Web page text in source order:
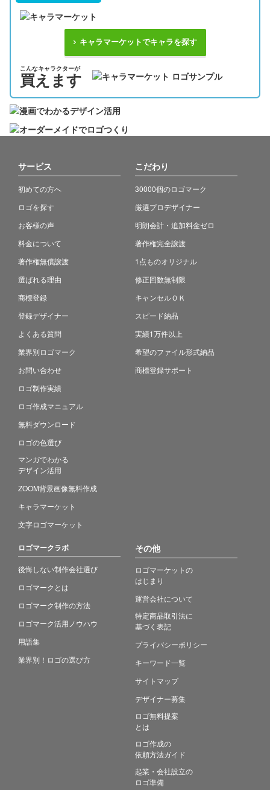
キャラマーケットでキャラを探す
こんなキャラクターが
買えます
サービス
初めての方へ
ロゴを探す
お客様の声
料金について
著作権無償譲渡
選ばれる理由
商標登録
登録デザイナー
よくある質問
業界別ロゴマーク
お問い合わせ
ロゴ制作実績
ロゴ作成マニュアル
無料ダウンロード
ロゴの色選び
マンガでわかる
デザイン活用
ZOOM背景画像無料作成
キャラマーケット
文字ロゴマーケット
こだわり
30000個のロゴマーク
厳選プロデザイナー
明朗会計・追加料金ゼロ
著作権完全譲渡
1点ものオリジナル
修正回数無制限
キャンセルＯＫ
スピード納品
実績1万件以上
希望のファイル形式納品
商標登録サポート
ロゴマークラボ
後悔しない制作会社選び
ロゴマークとは
ロゴマーク制作の方法
ロゴマーク活用ノウハウ
用語集
業界別！ロゴの選び方
その他
ロゴマーケットの
はじまり
運営会社について
特定商品取引法に
基づく表記
プライバシーポリシー
キーワード一覧
サイトマップ
デザイナー募集
ロゴ無料提案
とは
ロゴ作成の
依頼方法ガイド
起業・会社設立の
ロゴ準備